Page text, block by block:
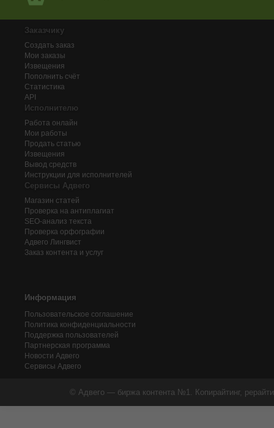
Заказчику
Создать заказ
Мои заказы
Извещения
Пополнить счёт
Статистика
API
Исполнителю
Работа онлайн
Мои работы
Продать статью
Извещения
Вывод средств
Инструкции для исполнителей
Сервисы Адвего
Магазин статей
Проверка на антиплагиат
SEO-анализ текста
Проверка орфографии
Адвего Лингвист
Заказ контента и услуг
Информация
Пользовательское соглашение
Политика конфиденциальности
Поддержка пользователей
Партнерская программа
Новости Адвего
Сервисы Адвего
© Адвего — биржа контента №1. Копирайтинг,